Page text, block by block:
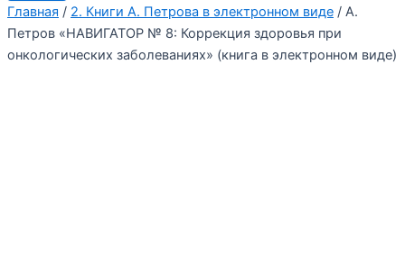
Главная / 2. Книги А. Петрова в электронном виде / А.
Петров «НАВИГАТОР № 8: Коррекция здоровья при
онкологических заболеваниях» (книга в электронном виде)